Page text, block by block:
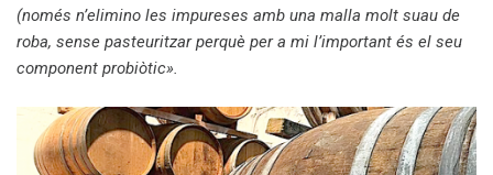
(només n’elimino les impureses amb una malla molt suau de
roba, sense pasteuritzar perquè per a mi l’important és el seu
component probiòtic».